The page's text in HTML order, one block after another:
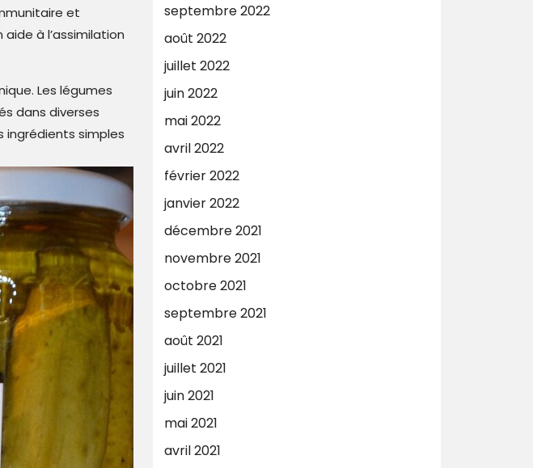
et
à l’assimilation
Les légumes
dans diverses
simples
septembre 2022
août 2022
juillet 2022
juin 2022
mai 2022
avril 2022
février 2022
janvier 2022
décembre 2021
novembre 2021
octobre 2021
septembre 2021
août 2021
juillet 2021
juin 2021
mai 2021
avril 2021